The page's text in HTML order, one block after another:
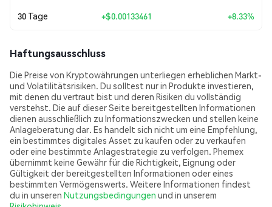
30 Tage +$0.00133461 +8.33%
Haftungsausschluss
Die Preise von Kryptowährungen unterliegen erheblichen Markt-
und Volatilitätsrisiken. Du solltest nur in Produkte investieren,
mit denen du vertraut bist und deren Risiken du vollständig
verstehst. Die auf dieser Seite bereitgestellten Informationen
dienen ausschließlich zu Informationszwecken und stellen keine
Anlageberatung dar. Es handelt sich nicht um eine Empfehlung,
ein bestimmtes digitales Asset zu kaufen oder zu verkaufen
oder eine bestimmte Anlagestrategie zu verfolgen. Phemex
übernimmt keine Gewähr für die Richtigkeit, Eignung oder
Gültigkeit der bereitgestellten Informationen oder eines
bestimmten Vermögenswerts. Weitere Informationen findest
du in unseren Nutzungsbedingungen und in unserem